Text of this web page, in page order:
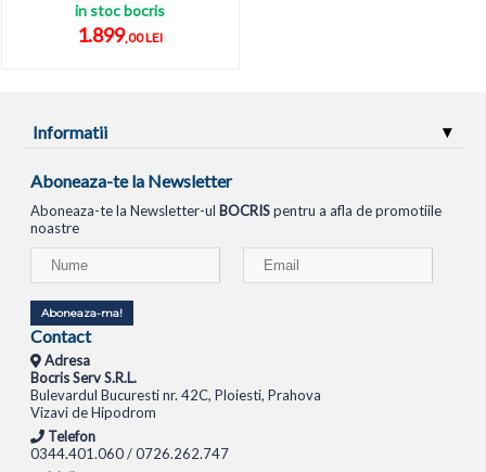
in stoc bocris
1.899,00 LEI
Informatii
Aboneaza-te la Newsletter
Aboneaza-te la Newsletter-ul BOCRISpentru a afla de promotiile
noastre
Aboneaza-ma!
Contact
Adresa
Bocris Serv S.R.L.
Bulevardul Bucuresti nr. 42C, Ploiesti, Prahova
Vizavi de Hipodrom
Telefon
0344.401.060 / 0726.262.747